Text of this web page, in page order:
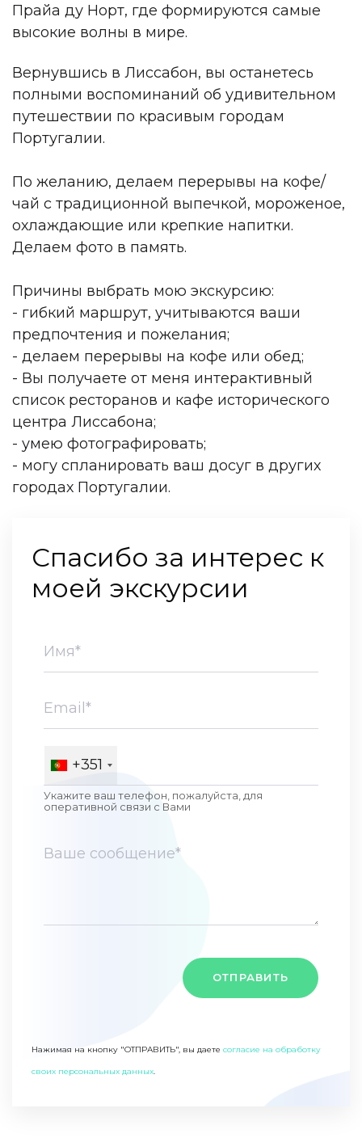
Прайа ду Норт, где формируются самые
высокие волны в мире.
Вернувшись в Лиссабон, вы останетесь
полными воспоминаний об удивительном
путешествии по красивым городам
Португалии.
По желанию, делаем перерывы на кофе/
чай с традиционной выпечкой, мороженое,
охлаждающие или крепкие напитки.
Делаем фото в память.
Причины выбрать мою экскурсию:
- гибкий маршрут, учитываются ваши
предпочтения и пожелания;
- делаем перерывы на кофе или обед;
- Вы получаете от меня интерактивный
список ресторанов и кафе исторического
центра Лиссабона;
- умею фотографировать;
- могу спланировать ваш досуг в других
городах Португалии.
Спасибо за интерес к
моей экскурсии
+351
Укажите ваш телефон, пожалуйста, для
оперативной связи c Вами
ОТПРАВИТЬ
Нажимая на кнопку "ОТПРАВИТЬ", вы даете согласие на обработку
своих персональных данных.